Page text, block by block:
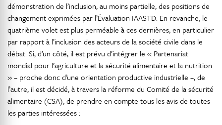
démonstration de l’inclusion, au moins partielle, des positions de
changement exprimées par l’Évaluation IAASTD. En revanche, le
quatrième volet est plus perméable à ces dernières, en particulier
par rapport à l’inclusion des acteurs de la société civile dans le
débat. Si, d’un côté, il est prévu d’intégrer le « Partenariat
mondial pour l’agriculture et la sécurité alimentaire et la nutrition
» – proche donc d’une orientation productive industrielle –, de
l’autre, il est décidé, à travers la réforme du Comité de la sécurité
alimentaire (CSA), de prendre en compte tous les avis de toutes
les parties intéressées :